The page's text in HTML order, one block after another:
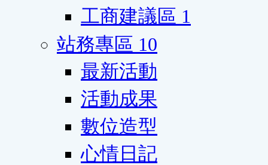
工商建議區 1
站務專區 10
最新活動
活動成果
數位造型
心情日記